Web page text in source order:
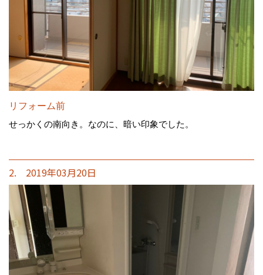
リフォーム前
せっかくの南向き。なのに、暗い印象でした。
2. 2019年03月20日